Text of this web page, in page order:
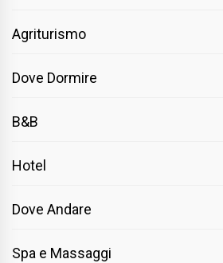
Agriturismo
Dove Dormire
B&B
Hotel
Dove Andare
Spa e Massaggi